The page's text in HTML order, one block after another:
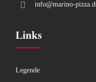
info@marino-
Links
Legende